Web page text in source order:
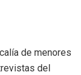
de menores
del